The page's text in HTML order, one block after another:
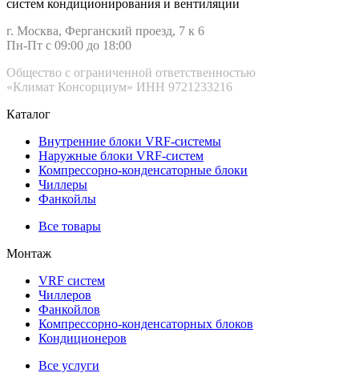
систем кондиционирования и вентиляции
г. Москва, Ферганский проезд, 7 к 6
Пн-Пт с 09:00 до 18:00
Общество с ограниченной ответственностью
«Климат Консорциум» ИНН 9721233216
Каталог
Внутренние блоки VRF-cистемы
Наружные блоки VRF-cистем
Компрессорно-конденсаторные блоки
Чиллеры
Фанкойлы
Все товары
Монтаж
VRF систем
Чиллеров
Фанкойлов
Компрессорно-конденсаторных блоков
Кондиционеров
Все услуги